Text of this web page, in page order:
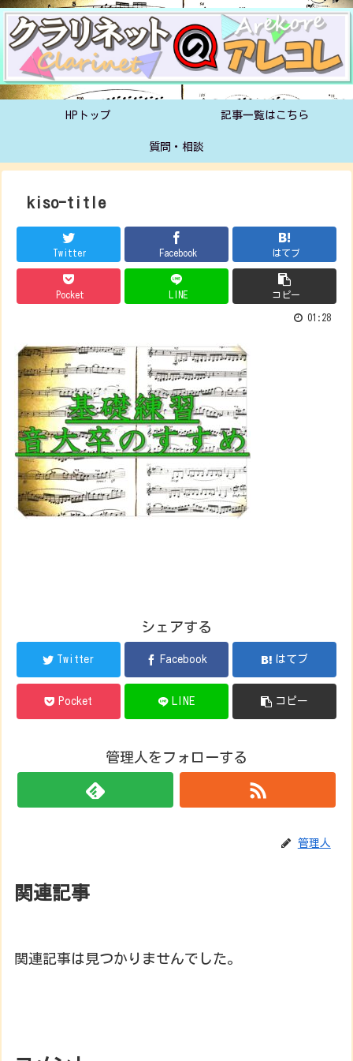
HPトップ 記事一覧はこちら
質問・相談
kiso-title
Twitter Facebook はてブ
Pocket LINE コピー
01:28
シェアする
Twitter Facebook はてブ
Pocket LINE コピー
管理人をフォローする
管理人
関連記事
関連記事は見つかりませんでした。